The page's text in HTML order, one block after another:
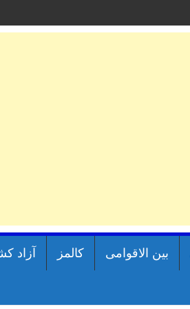
بین الاقوامی کالمز آزاد